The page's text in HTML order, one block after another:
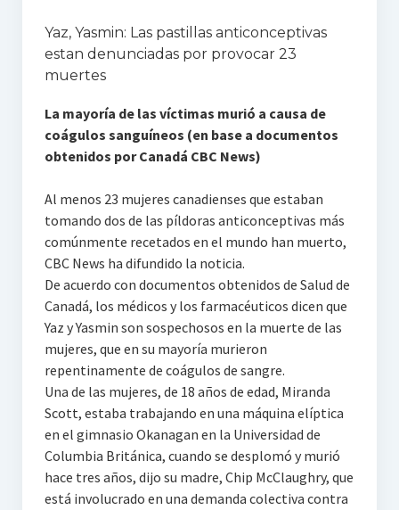
Yaz, Yasmin: Las pastillas anticonceptivas
estan denunciadas por provocar 23
muertes
La mayoría de las víctimas murió a causa de
coágulos sanguíneos (en base a documentos
obtenidos por Canadá CBC News)
Al menos 23 mujeres canadienses que estaban
tomando dos de las píldoras anticonceptivas más
comúnmente recetados en el mundo han muerto,
CBC News ha difundido la noticia.
De acuerdo con documentos obtenidos de Salud de
Canadá, los médicos y los farmacéuticos dicen que
Yaz y Yasmin son sospechosos en la muerte de las
mujeres, que en su mayoría murieron
repentinamente de coágulos de sangre.
Una de las mujeres, de 18 años de edad, Miranda
Scott, estaba trabajando en una máquina elíptica
en el gimnasio Okanagan en la Universidad de
Columbia Británica, cuando se desplomó y murió
hace tres años, dijo su madre, Chip McClaughry, que
está involucrado en una demanda colectiva contra